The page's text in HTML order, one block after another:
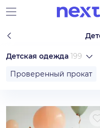
Детская одежда 199
Проверенный прокат